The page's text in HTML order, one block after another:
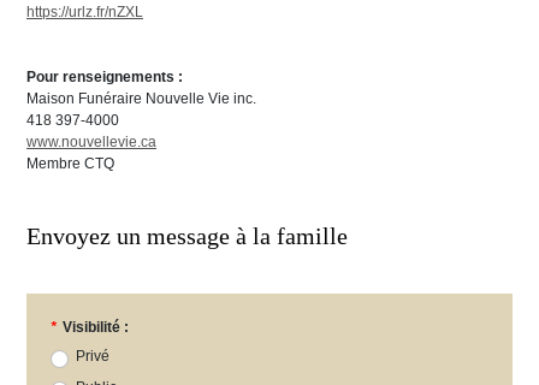
https://urlz.fr/nZXL
Pour renseignements :
Maison Funéraire Nouvelle Vie inc.
418 397-4000
www.nouvellevie.ca
Membre CTQ
Envoyez un message à la famille
* Visibilité :
Privé